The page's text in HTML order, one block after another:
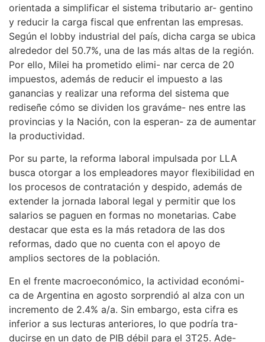
orientada a simplificar el sistema tributario ar- gentino
y reducir la carga fiscal que enfrentan las empresas.
Según el lobby industrial del país, dicha carga se ubica
alrededor del 50.7%, una de las más altas de la región.
Por ello, Milei ha prometido elimi- nar cerca de 20
impuestos, además de reducir el impuesto a las
ganancias y realizar una reforma del sistema que
rediseñe cómo se dividen los graváme- nes entre las
provincias y la Nación, con la esperan- za de aumentar
la productividad.
Por su parte, la reforma laboral impulsada por LLA
busca otorgar a los empleadores mayor flexibilidad en
los procesos de contratación y despido, además de
extender la jornada laboral legal y permitir que los
salarios se paguen en formas no monetarias. Cabe
destacar que esta es la más retadora de las dos
reformas, dado que no cuenta con el apoyo de
amplios sectores de la población.
En el frente macroeconómico, la actividad económi-
ca de Argentina en agosto sorprendió al alza con un
incremento de 2.4% a/a. Sin embargo, esta cifra es
inferior a sus lecturas anteriores, lo que podría tra-
ducirse en un dato de PIB débil para el 3T25. Ade-